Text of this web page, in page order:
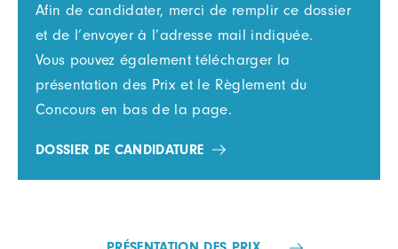
Afin de candidater, merci de remplir ce dossier
et de l’envoyer à l’adresse mail indiquée.
Vous pouvez également télécharger la
présentation des Prix et le Règlement du
Concours en bas de la page.
DOSSIER DE CANDIDATURE